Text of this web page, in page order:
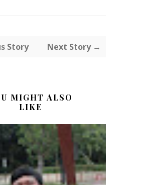
Story Next Story →
MIGHT ALSO
LIKE